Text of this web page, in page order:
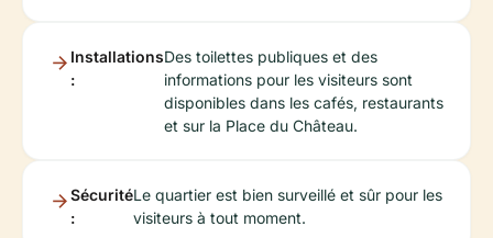
Installations
:
Des toilettes publiques et des
informations pour les visiteurs sont
disponibles dans les cafés, restaurants
et sur la Place du Château.
Sécurité
:
Le quartier est bien surveillé et sûr pour les
visiteurs à tout moment.